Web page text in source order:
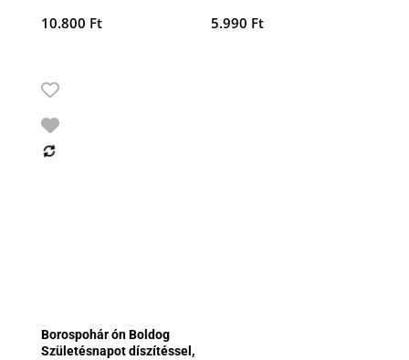
10.800 Ft 5.990 Ft
Borospohár ón Boldog
Születésnapot díszítéssel,